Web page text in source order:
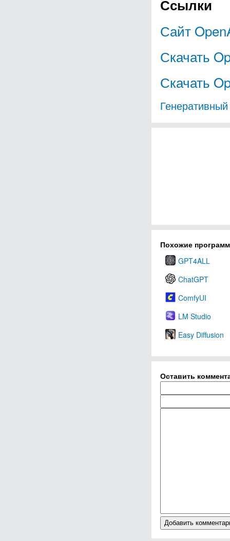
Ссылки
Сайт
Скачать
Скачать
Похожие
GPT4ALL
ChatGPT
ComfyUI
LM Studio
Easy Diffusion
Оставить